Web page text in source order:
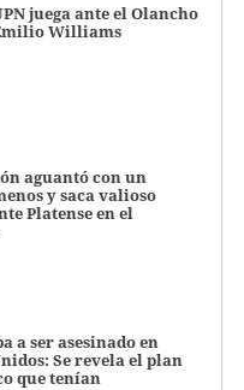
juega ante el Olancho
Williams
aguantó con un
y saca valioso
Platense en el
a ser asesinado en
Se revela el plan
que tenían